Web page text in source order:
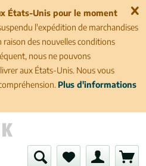
États-Unis pour le moment
l'expédition de marchandises
raison des nouvelles conditions
nous ne pouvons
aux États-Unis. Nous vous
Plus d'informations